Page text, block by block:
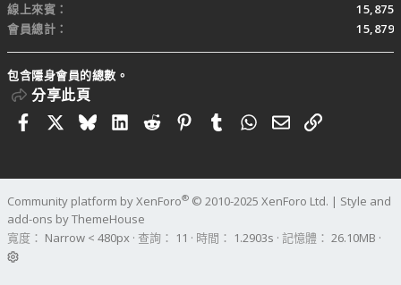
線上來賓
15,875
會員總計
15,879
包含隱身會員的總數。
分享此頁
FacebookBlueskyLinkedIn
RedditPinterestTumblrWhatsApp
電子郵件
連結
Community platform by XenForo® © 2010-2025 XenForo Ltd. | Style and
add-ons by ThemeHouse
寬度
查詢 11 時間 1.2903s 記憶體 26.10MB